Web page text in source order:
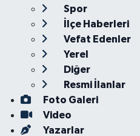
Spor
İlçe Haberleri
Vefat Edenler
Yerel
Diğer
Resmi İlanlar
Foto Galeri
Video
Yazarlar